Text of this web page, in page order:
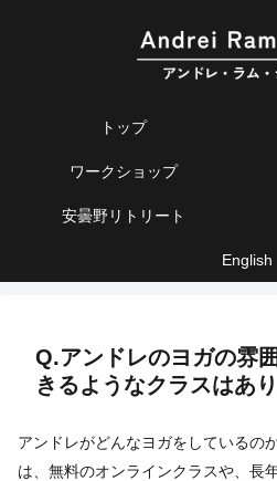
トップ
ワークショップ
安曇野リトリート
English
Q.アンドレのヨガの雰
きるようなクラスはあ
アンドレがどんなヨガをしているの
は、無料のオンラインクラスや、長